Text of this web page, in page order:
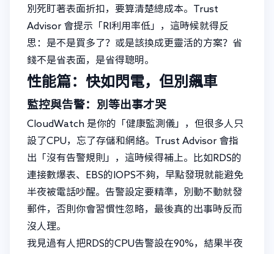
別死盯著表面折扣，要算清楚總成本。Trust
Advisor 會提示「RI利用率低」，這時候就得反
思：是不是買多了？或是該換成更靈活的方案？省
錢不是省表面，是省得聰明。
性能篇：快如閃電，但別飆車
監控與告警：別等出事才哭
CloudWatch 是你的「健康監測儀」，但很多人只
設了CPU，忘了存儲和網絡。Trust Advisor 會指
出「沒有告警規則」，這時候得補上。比如RDS的
連接數爆表、EBS的IOPS不夠，早點發現就能避免
半夜被電話吵醒。告警設定要精準，別動不動就發
郵件，否則你會習慣性忽略，最後真的出事時反而
沒人理。
我見過有人把RDS的CPU告警設在90%，結果半夜